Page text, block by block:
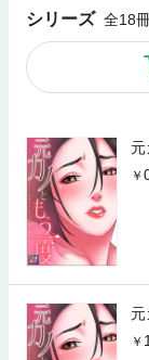
シリーズ 全18